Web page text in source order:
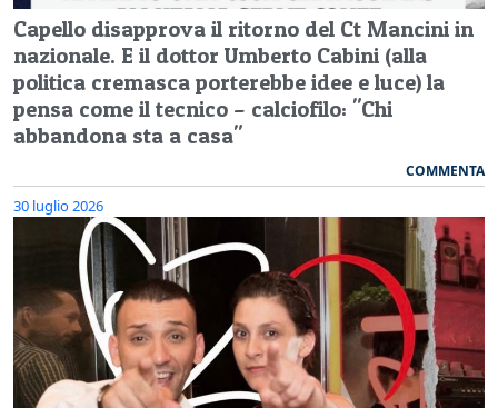
Capello disapprova il ritorno del Ct Mancini in
nazionale. E il dottor Umberto Cabini (alla
politica cremasca porterebbe idee e luce) la
pensa come il tecnico – calciofilo: "Chi
abbandona sta a casa"
COMMENTA
30 luglio 2026